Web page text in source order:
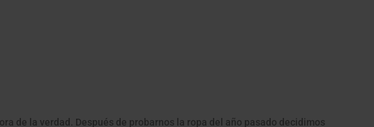
de la verdad. Después de probarnos la ropa del año pasado decidimos